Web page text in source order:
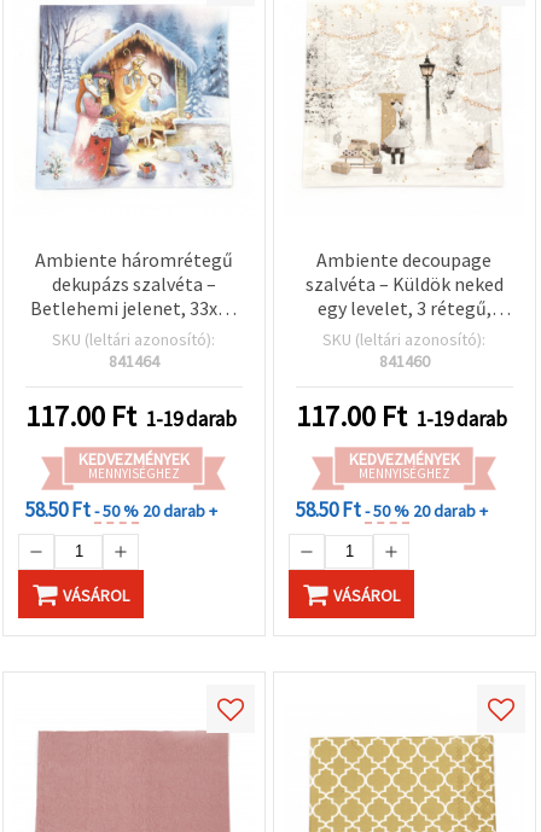
Ambiente háromrétegű
dekupázs szalvéta –
Betlehemi jelenet, 33x33
cm, 1 db
SKU (leltári azonosító):
841464
117.00 Ft 1-19 darab
KEDVEZMÉNYEK
MENNYISÉGHEZ
58.50 Ft- 50 % 20 darab +
VÁSÁROL
Ambiente decoupage
szalvéta – Küldök neked
egy levelet, 3 rétegű,
33x33 cm, 1 db
SKU (leltári azonosító):
841460
117.00 Ft 1-19 darab
KEDVEZMÉNYEK
MENNYISÉGHEZ
58.50 Ft- 50 % 20 darab +
VÁSÁROL